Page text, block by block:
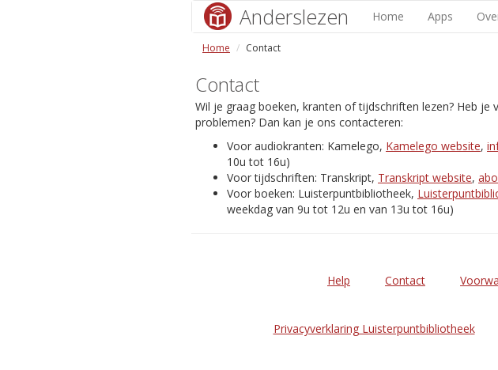
Anderslezen Home Apps
Home Contact
Contact
Wil je graag boeken, kranten of tijdschriften lezen? Heb
problemen? Dan kan je ons contacteren:
Voor audiokranten: Kamelego, Kamelego website,
10u tot 16u)
Voor tijdschriften: Transkript, Transkript website,
Voor boeken: Luisterpuntbibliotheek,
weekdag van 9u tot 12u en van 13u tot 16u)
Help Contact
Privacyverklaring Luisterpuntbibliotheek